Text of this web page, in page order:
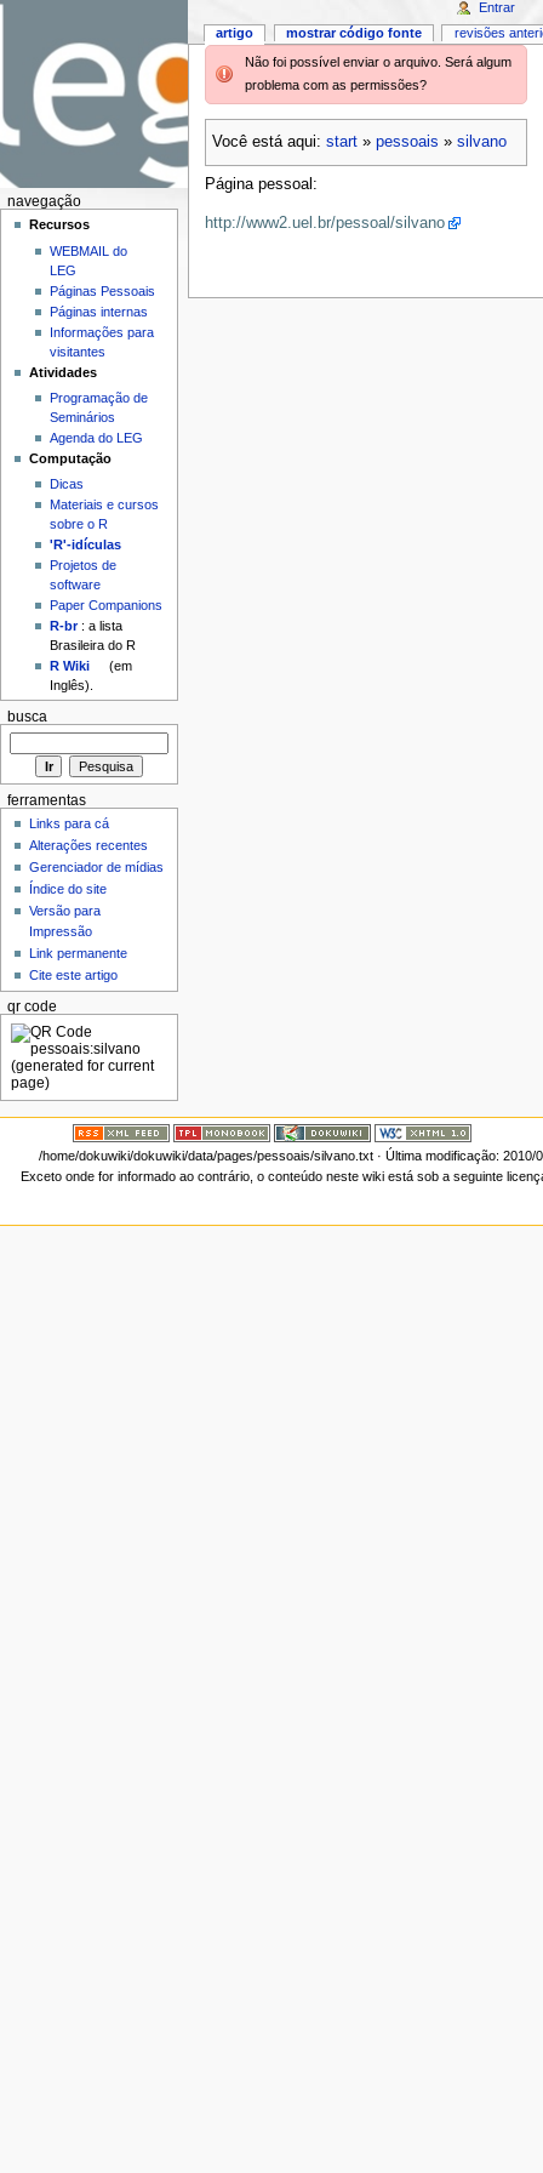
Não foi possível enviar o arquivo. Será algum
problema com as permissões?
Você está aqui: start» pessoais » silvano
Página pessoal:
http://www2.uel.br/pessoal/silvano
artigo mostrar código fonte revisões
Entrar
navegação
Recursos
WEBMAIL do
LEG
Páginas Pessoais
Páginas internas
Informações para
visitantes
Atividades
Programação de
Seminários
Agenda do LEG
Computação
Dicas
Materiais e cursos
sobre o R
'R'-idículas
Projetos de
software
Paper Companions
R-br: a lista
Brasileira do R
R Wiki
(em
Inglês).
busca
ferramentas
Links para cá
Alterações recentes
Gerenciador de mídias
Índice do site
Versão para
Impressão
Link permanente
Cite este artigo
qr code
/home/dokuwiki/dokuwiki/data/pages/pessoais/silvano.txt· Última modificação: 2010/
Exceto onde for informado ao contrário, o conteúdo neste wiki está sob a seguinte